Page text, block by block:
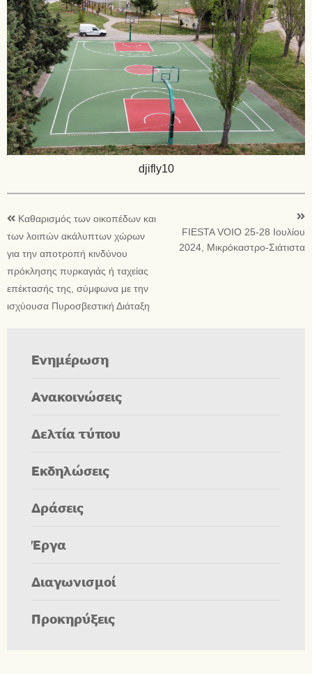
djifly10
Καθαρισμός των οικοπέδων και
των λοιπών ακάλυπτων χώρων
για την αποτροπή κινδύνου
πρόκλησης πυρκαγιάς ή ταχείας
επέκτασής της, σύμφωνα με την
ισχύουσα Πυροσβεστική Διάταξη
FIESTA VOIO 25-28 Ιουλίου
2024, Μικρόκαστρο-Σιάτιστα
Ενημέρωση
Ανακοινώσεις
Δελτία τύπου
Εκδηλώσεις
Δράσεις
Έργα
Διαγωνισμοί
Προκηρύξεις